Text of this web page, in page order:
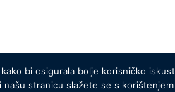
bi osigurala bolje korisničko
našu stranicu slažete se s korištenjem